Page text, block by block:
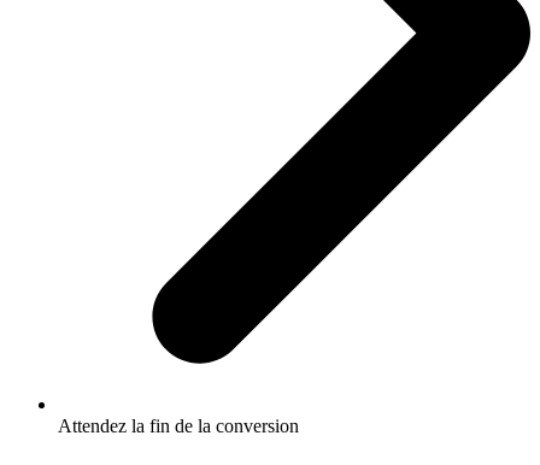
Attendez la fin de la conversion